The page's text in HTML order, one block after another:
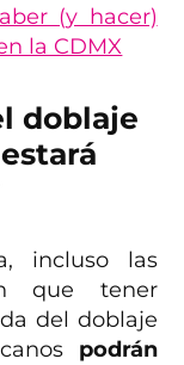
(y hacer)
la CDMX
doblaje
incluso las
que tener
del doblaje
podrán